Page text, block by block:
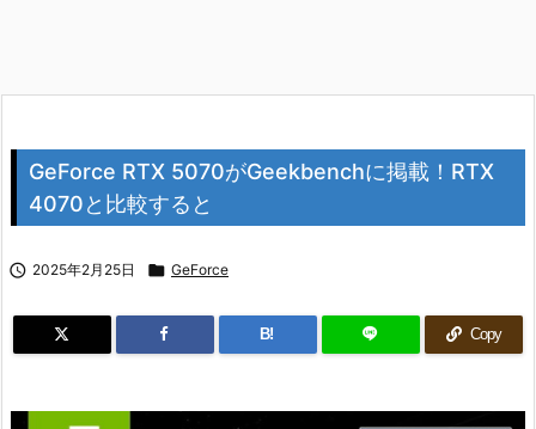
GeForce RTX 5070がGeekbenchに掲載！RTX
4070と比較すると
 2025年2月25日  GeForce
B! Copy